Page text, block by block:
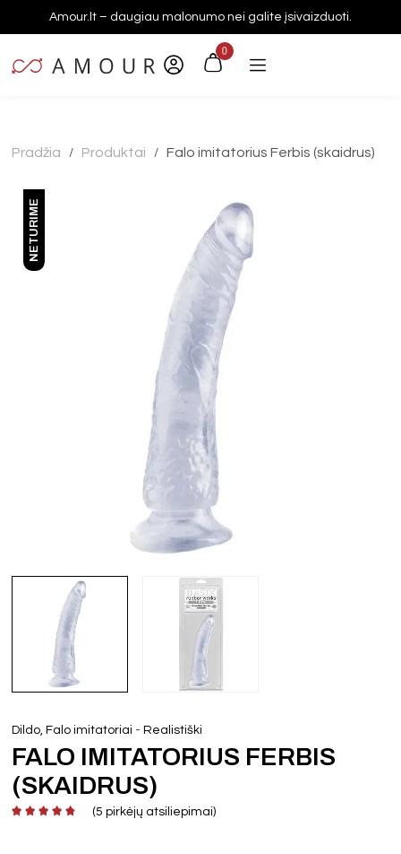
Amour.lt – daugiau malonumo nei galite įsivaizduoti.
0
Pradžia / Produktai / Falo imitatorius Ferbis (skaidrus)
NETURIME
Dildo, Falo imitatoriai -Realistiški
FALO IMITATORIUS FERBIS
(SKAIDRUS)
(5 pirkėjų atsiliepimai)